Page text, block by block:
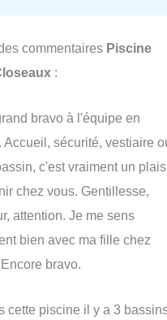
commentaires Piscine
:
bravo à l'équipe en
Accueil, sécurité, vestiaire
c'est vraiment un
chez vous. Gentillesse,
attention. Je me sens
bien avec ma fille chez
bravo.
cette piscine il y a 3